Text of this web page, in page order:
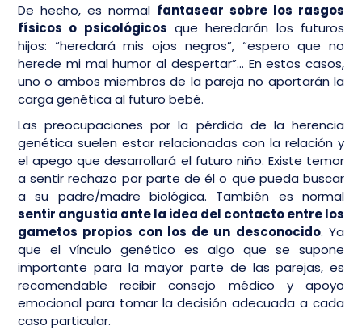
De hecho, es normal fantasear sobre los rasgos
físicos o psicológicos que heredarán los futuros
hijos: “heredará mis ojos negros”, “espero que no
herede mi mal humor al despertar”… En estos casos,
uno o ambos miembros de la pareja no aportarán la
carga genética al futuro bebé.
Las preocupaciones por la pérdida de la herencia
genética suelen estar relacionadas con la relación y
el apego que desarrollará el futuro niño. Existe temor
a sentir rechazo por parte de él o que pueda buscar
a su padre/madre biológica. También es normal
sentir angustia ante la idea del contacto entre los
gametos propios con los de un desconocido. Ya
que el vínculo genético es algo que se supone
importante para la mayor parte de las parejas, es
recomendable recibir consejo médico y apoyo
emocional para tomar la decisión adecuada a cada
caso particular.